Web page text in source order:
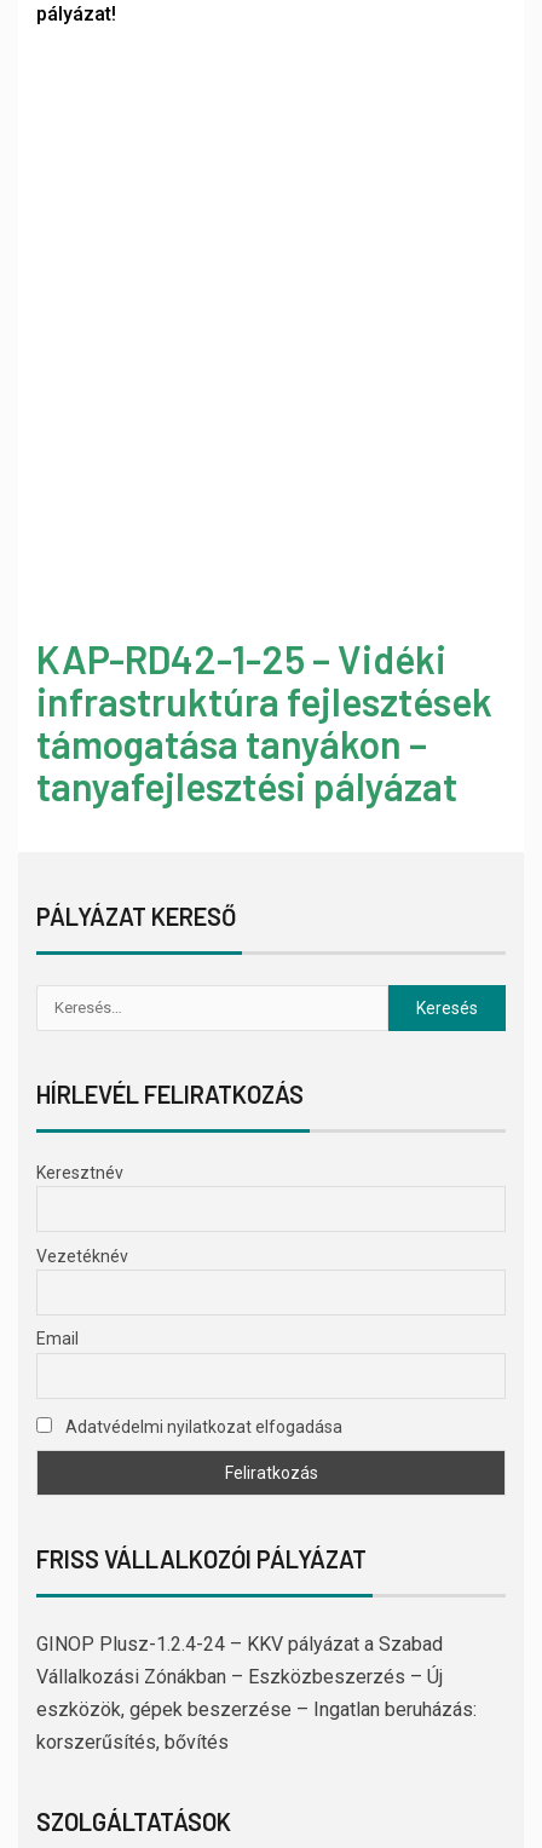
pályázat!
KAP-RD42-1-25 – Vidéki
infrastruktúra fejlesztések
támogatása tanyákon –
tanyafejlesztési pályázat
PÁLYÁZAT KERESŐ
HÍRLEVÉL FELIRATKOZÁS
Keresztnév
Vezetéknév
Email
Adatvédelmi nyilatkozat elfogadása
FRISS VÁLLALKOZÓI PÁLYÁZAT
GINOP Plusz-1.2.4-24 – KKV pályázat a Szabad
Vállalkozási Zónákban – Eszközbeszerzés – Új
eszközök, gépek beszerzése – Ingatlan beruházás:
korszerűsítés, bővítés
SZOLGÁLTATÁSOK